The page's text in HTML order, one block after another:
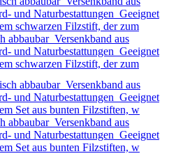
abbaubar Versenkband aus
und Naturbestattungen Geeignet
schwarzen Filzstift, der zum
abbaubar Versenkband aus
und Naturbestattungen Geeignet
Set aus bunten Filzstiften, w